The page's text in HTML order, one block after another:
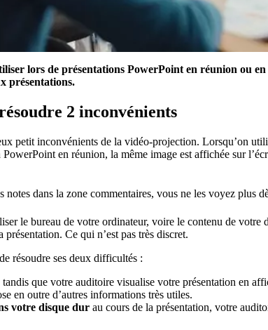
lors de présentations PowerPoint en réunion ou en
présentations.
2 inconvénients
petit inconvénients de la vidéo-projection. Lorsqu’on
en réunion, la même image est affichée sur
notes dans la zone commentaires, vous ne les voyez plus
le bureau de votre ordinateur, voire le contenu de votre
Ce qui n’est pas très discret.
résoudre ses deux difficultés :
tandis que votre auditoire visualise votre présentation en
en outre d’autres informations très utiles.
votre disque durau cours de la présentation, votre